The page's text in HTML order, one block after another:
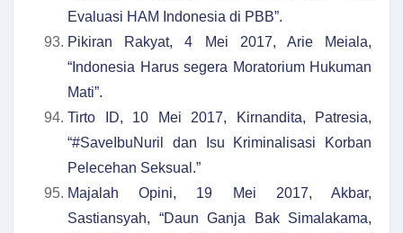
Evaluasi HAM Indonesia di PBB”.
Pikiran Rakyat, 4 Mei 2017, Arie Meiala,
“Indonesia Harus segera Moratorium Hukuman
Mati”.
Tirto ID, 10 Mei 2017, Kirnandita, Patresia,
“#SaveIbuNuril dan Isu Kriminalisasi Korban
Pelecehan Seksual.”
Majalah Opini, 19 Mei 2017, Akbar,
Sastiansyah, “Daun Ganja Bak Simalakama,